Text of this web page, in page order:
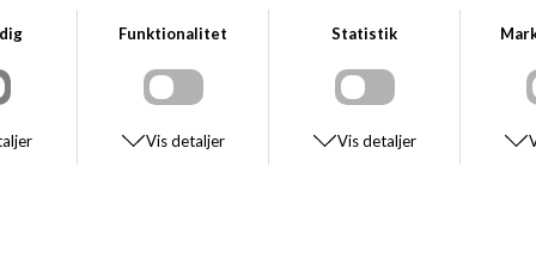
vil denne T-shirt give dig et afslappet og stilfuldt look.
must-have i enhver herregarderobe. Opdater din stil med Gant PLACED
STRIPE SS TSHIRT og vær klar til at imponere. Gå ikke glip af chancen for
at tilføje denne nyhed til din samling – bestil din i dag!
SE STØRRELSESGUIDE